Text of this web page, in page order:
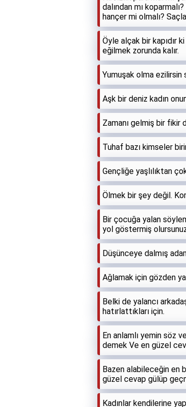
dalından mı
hançer mi olmalı?
Öyle alçak bir kapıdır
eğilmek zorunda kalır.
Yumuşak olma ezilirsin
Aşk bir deniz kadın onun
Zamanı gelmiş bir fikir
Tuhaf bazı kimseler
Gençliğe yaşlılıktan
Ölmek bir şey değil.
Bir çocuğa yalan
yol göstermiş
Düşünceye dalmış
Ağlamak için gözden
Belki de yalancı
hatırlattıkları için.
En anlamlı yemin söz
demek Ve en güzel
Bazen alabileceğin en
güzel cevap gülüp
Kadınlar kendilerine